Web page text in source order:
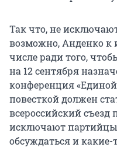
Так что, не
возможно, Анденко к
числе ради того,
на 12 сентября
конференция
повесткой должен
всероссийский съезд
исключают
обсуждаться и